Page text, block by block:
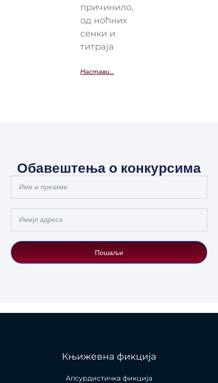
причинило,
од ноћних
сенки и
титраја
Настави...
Обавештења о конкурсима
Пошаљи
Књижевна фикција
Апсурдистичка фикција